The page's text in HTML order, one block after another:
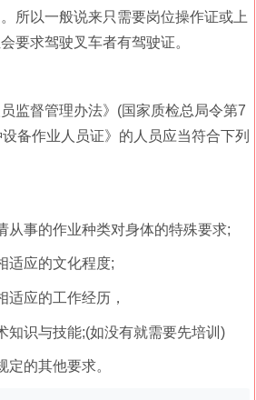
所以一般说来只需要岗位操作证或上
要求驾驶叉车者有驾驶证。
监督管理办法》(国家质检总局令第7
备作业人员证》的人员应当符合下列
从事的作业种类对身体的特殊要求;
适应的文化程度;
适应的工作经历，
知识与技能;(如没有就需要先培训)
的其他要求。